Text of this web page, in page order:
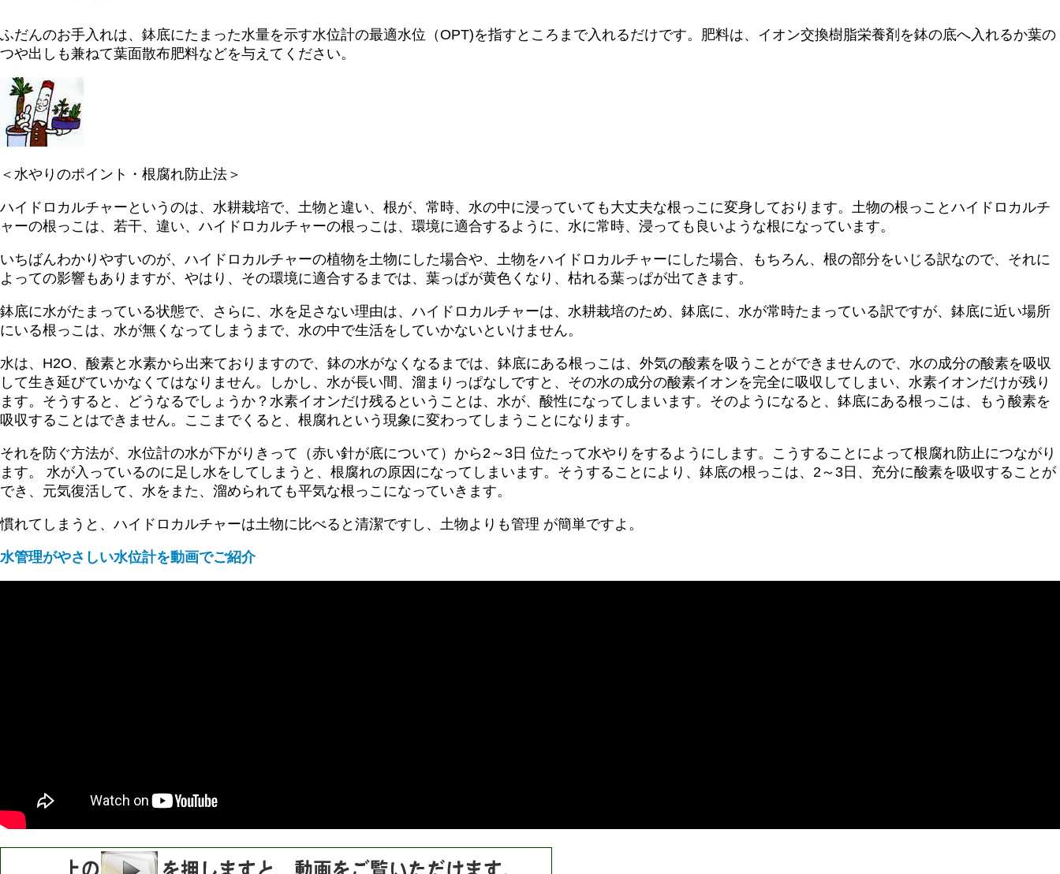
ふだんのお手入れは、鉢底にたまった水量を示す水位計の最適水位（OPT)を指すところまで入れるだけです。肥料は、イオン交換樹脂栄養剤を鉢の底へ入れるか葉の
つや出しも兼ねて葉面散布肥料などを与えてください。
＜水やりのポイント・根腐れ防止法＞
ハイドロカルチャーというのは、水耕栽培で、土物と違い、根が、常時、水の中に浸っていても大丈夫な根っこに変身しております。土物の根っことハイドロカルチ
ャーの根っこは、若干、違い、ハイドロカルチャーの根っこは、環境に適合するように、水に常時、浸っても良いような根になっています。
いちばんわかりやすいのが、ハイドロカルチャーの植物を土物にした場合や、土物をハイドロカルチャーにした場合、もちろん、根の部分をいじる訳なので、それに
よっての影響もありますが、やはり、その環境に適合するまでは、葉っぱが黄色くなり、枯れる葉っぱが出てきます。
鉢底に水がたまっている状態で、さらに、水を足さない理由は、ハイドロカルチャーは、水耕栽培のため、鉢底に、水が常時たまっている訳ですが、鉢底に近い場所
にいる根っこは、水が無くなってしまうまで、水の中で生活をしていかないといけません。
水は、H2O、酸素と水素から出来ておりますので、鉢の水がなくなるまでは、鉢底にある根っこは、外気の酸素を吸うことができませんので、水の成分の酸素を吸収
して生き延びていかなくてはなりません。しかし、水が長い間、溜まりっぱなしですと、その水の成分の酸素イオンを完全に吸収してしまい、水素イオンだけが残り
ます。そうすると、どうなるでしょうか？水素イオンだけ残るということは、水が、酸性になってしまいます。そのようになると、鉢底にある根っこは、もう酸素を
吸収することはできません。ここまでくると、根腐れという現象に変わってしまうことになります。
それを防ぐ方法が、水位計の水が下がりきって（赤い針が底について）から2～3日 位たって水やりをするようにします。こうすることによって根腐れ防止につながり
ます。 水が入っているのに足し水をしてしまうと、根腐れの原因になってしまいます。そうすることにより、鉢底の根っこは、2～3日、充分に酸素を吸収することが
でき、元気復活して、水をまた、溜められても平気な根っこになっていきます。
慣れてしまうと、ハイドロカルチャーは土物に比べると清潔ですし、土物よりも管理 が簡単ですよ。
水管理がやさしい水位計を動画でご紹介